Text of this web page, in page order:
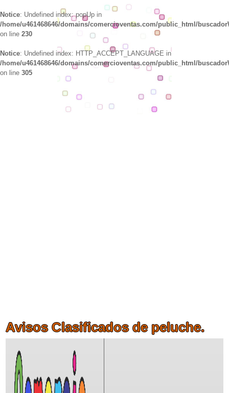
Notice: Undefined index: popUp in
/home/u461468646/domains/comercioventas.com/public_html/
on line 230
Notice: Undefined index: HTTP_ACCEPT_LANGUAGE in
/home/u461468646/domains/comercioventas.com/public_html/
on line 305
Avisos Clasificados de peluche.